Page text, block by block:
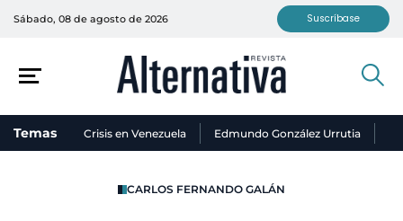
Sábado, 08 de agosto de 2026 Suscríbase
Temas Crisis en Venezuela Edmundo González Urrutia
CARLOS FERNANDO GALÁN